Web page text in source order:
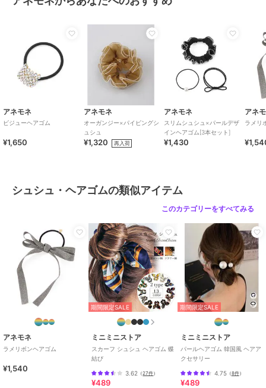
アネモネ
ビジューヘアゴム
¥1,650
アネモネ
オーガンジー×パイピングシ
ュシュ
¥1,320 再入荷
アネモネ
スリムシュシュ×パールデザ
インヘアゴム[3本セット]
¥1,430
アネ
ラメリ
シュシュ・ヘアゴムの類似アイテム
このカテゴリーをすべてみる
アネモネ
ラメリボンヘアゴム
¥1,540
期間限定SALE
ミニミニストア
スカーフ シュシュ ヘアゴム 蝶
結び
3.62 （27件）
¥489
期間限定SALE
ミニミニストア
パールヘアゴム 韓国風 ヘアア
クセサリー
4.75（8件）
¥489